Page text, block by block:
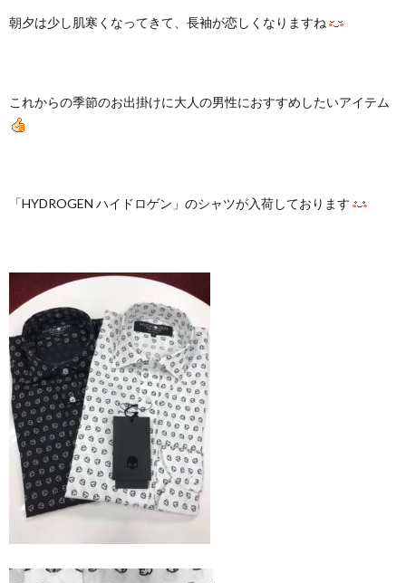
朝夕は少し肌寒くなってきて、長袖が恋しくなりますね
これからの季節のお出掛けに大人の男性におすすめしたいアイテム
「HYDROGEN ハイドロゲン」のシャツが入荷しております